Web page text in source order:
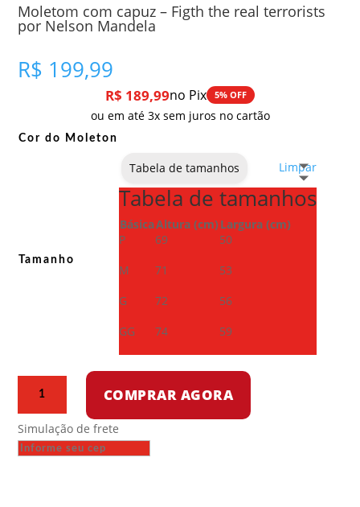
Moletom com capuz – Figth the real terrorists
por Nelson Mandela
R$ 199,99
R$ 189,99no Pix 5% OFF
ou em até 3x sem juros no cartão
Cor do Moleton
Tamanho
Limpar
Tabela de tamanhos
Tabela de tamanhos
BásicaAltura (cm) Largura (cm)
P
69
50
M
71
53
G
72
56
GG
74 59
-
Figth
COMPRAR AGORA
Simulação de frete